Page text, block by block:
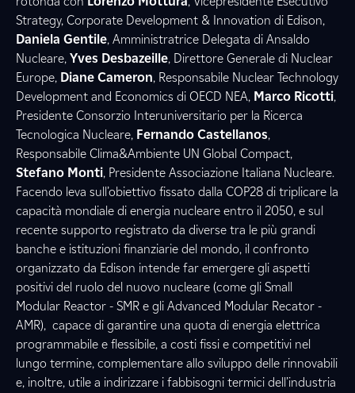
Strategy, Corporate Development & Innovation di Edison,
Daniela Gentile, Amministratrice Delegata di Ansaldo
Nucleare, Yves Desbazeille, Direttore Generale di Nuclear
Europe, Diane Cameron, Responsabile Nuclear Technology
Development and Economics di OECD NEA, Marco Ricotti,
Presidente Consorzio Interuniversitario per la Ricerca
Tecnologica Nucleare, Fernando Castellanos,
Responsabile Clima&Ambiente UN Global Compact,
Stefano Monti, Presidente Associazione Italiana Nucleare.
Facendo leva sull’obiettivo fissato dalla COP28 di triplicare la
capacità mondiale di energia nucleare entro il 2050, e sul
recente supporto registrato da diverse tra le più grandi
banche e istituzioni finanziarie del mondo, il confronto
organizzato da Edison intende far emergere gli aspetti
positivi del ruolo del nuovo nucleare (come gli Small
Modular Reactor - SMR e gli Advanced Modular Recator -
AMR), capace di garantire una quota di energia elettrica
programmabile e flessibile, a costi fissi e competitivi nel
lungo termine, complementare allo sviluppo delle rinnovabili
e, inoltre, utile a indirizzare i fabbisogni termici dell’industria